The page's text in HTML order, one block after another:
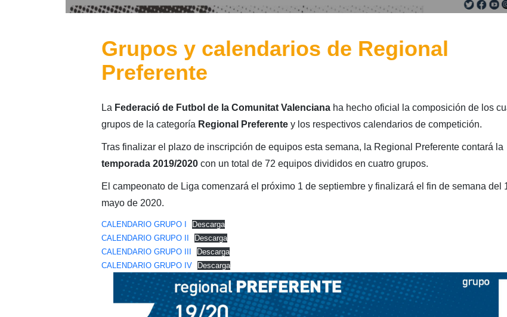
Grupos y calendarios de Regional
Preferente
La Federació de Futbol de la Comunitat Valencianaha hecho oficial la composición de los
grupos de la categoría Regional Preferentey los respectivos calendarios de competición.
Tras finalizar el plazo de inscripción de equipos esta semana, la Regional Preferente contará la
temporada 2019/2020con un total de 72 equipos divididos en cuatro grupos.
El campeonato de Liga comenzará el próximo 1 de septiembre y finalizará el fin de semana del
mayo de 2020.
CALENDARIO GRUPO I
Descarga
CALENDARIO GRUPO II
Descarga
CALENDARIO GRUPO III
Descarga
CALENDARIO GRUPO IV
Descarga